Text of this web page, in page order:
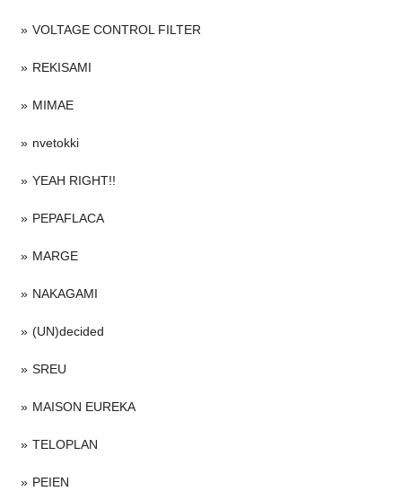
VOLTAGE CONTROL FILTER
REKISAMI
MIMAE
nvetokki
YEAH RIGHT!!
PEPAFLACA
MARGE
NAKAGAMI
(UN)decided
SREU
MAISON EUREKA
TELOPLAN
PEIEN